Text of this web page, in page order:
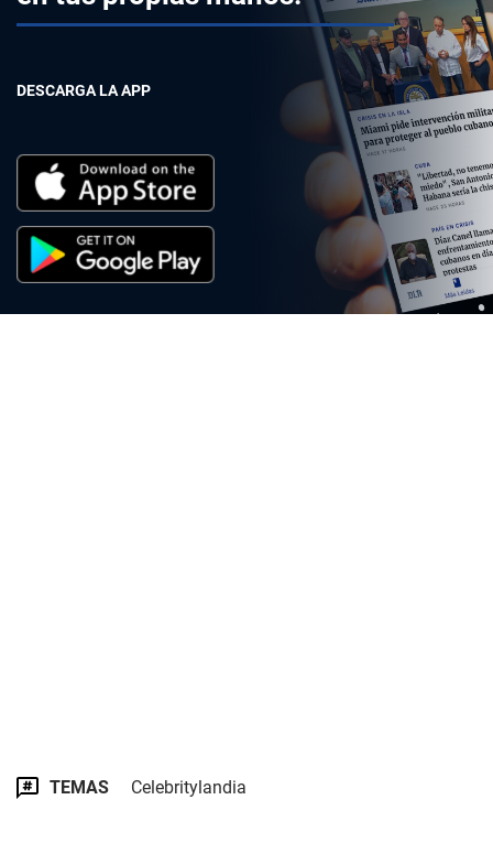
DESCARGA LA APP
TEMAS Celebritylandia